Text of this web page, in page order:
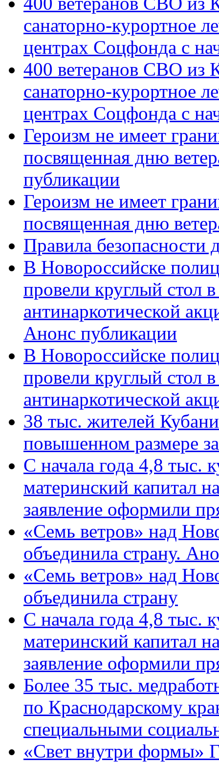
санаторно-курортное
центрах Соцфонда с
400 ветеранов СВО из
санаторно-курортное
центрах Соцфонда с
Героизм не имеет
посвященная дню
публикации
Героизм не имеет
посвященная дню
Правила безопасности
В Новороссийске
провели круглый стол
антинаркотической
Анонс публикации
В Новороссийске
провели круглый стол
антинаркотической
38 тыс. жителей
повышенном размере
С начала года 4,8 тыс.
материнский капитал
заявление оформили
«Семь ветров» над
объединила страну.
«Семь ветров» над
объединила страну
С начала года 4,8 тыс.
материнский капитал
заявление оформили
Более 35 тыс.
по Краснодарскому
специальными
«Свет внутри формы»